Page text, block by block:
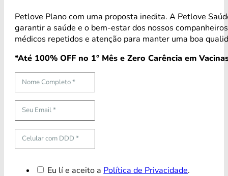
Petlove Plano com uma proposta inedita. A Petlove
garantir a saúde e o bem-estar dos nossos
médicos repetidos e atenção para manter uma boa
*Até 100% OFF no 1° Mês e Zero Carência em
Eu lí e aceito aPolítica de Privacidade.